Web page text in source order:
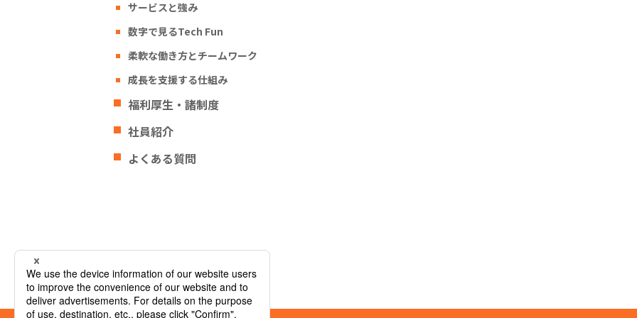
サービスと強み
数字で見るTech Fun
柔軟な働き方とチームワーク
成長を支援する仕組み
福利厚生・諸制度
社員紹介
よくある質問